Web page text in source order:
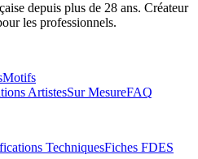
depuis plus de 28 ans. Créateur
les professionnels.
Motifs
ArtistesSur MesureFAQ
TechniquesFiches FDES